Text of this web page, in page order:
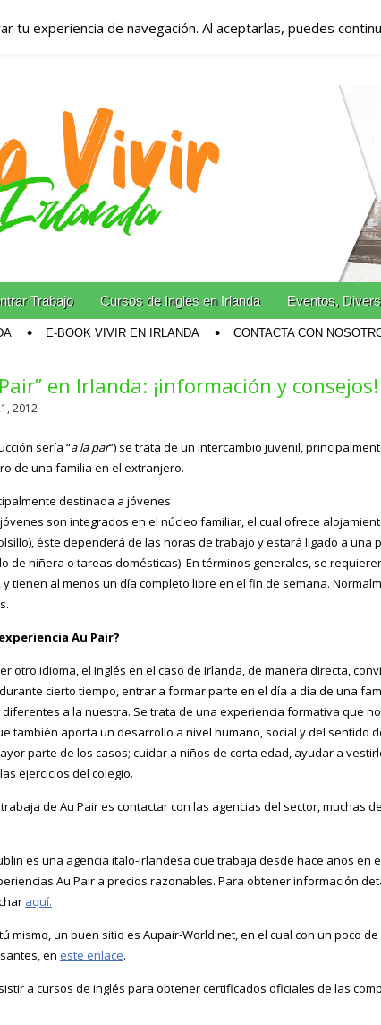
en Irlanda –
Alojamiento en
estudian y trabajan en Irlanda!
Trabajo Cursos de Inglés en Irlanda Eventos,
E-BOOK VIVIR EN IRLANDA CONTACTA CON
en Irlanda: ¡información y consejos!
2012
sería “a la par”) se trata de un intercambio juvenil,
de una familia en el extranjero.
destinada a jóvenes
son integrados en el núcleo familiar, el cual ofrece
éste dependerá de las horas de trabajo y estará ligado a una
de niñera o tareas domésticas). En términos generales, se
y tienen al menos un día completo libre en el fin de semana.
Au Pair?
otro idioma, el Inglés en el caso de Irlanda, de manera directa,
cierto tiempo, entrar a formar parte en el día a día de una
a la nuestra. Se trata de una experiencia formativa que
también aporta un desarrollo a nivel humano, social y del sentido
parte de los casos; cuidar a niños de corta edad, ayudar a
ejercicios del colegio.
de Au Pair es contactar con las agencias del sector, muchas
es una agencia ítalo-irlandesa que trabaja desde hace años en
Au Pair a precios razonables. Para obtener información
aquí.
mismo, un buen sitio es Aupair-World.net, en el cual con un poco
en este enlace.
a cursos de inglés para obtener certificados oficiales de las
tu experiencia de navegación. Al aceptarlas, puedes